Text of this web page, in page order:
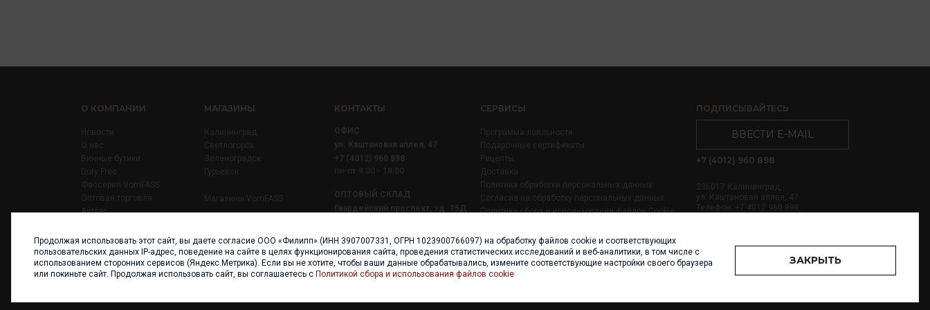
О КОМПАНИИ
Новости
О нас
Винные бутики
Duty Free
Фассерия VomFASS
Оптовая торговля
Аутлет
Карьера
Контакты
МАГАЗИНЫ
Калининград
Светлогорск
Зеленоградск
Гурьевск
Магазины VomFASS
КОНТАКТЫ
ОФИС
ул. Каштановая аллея, 47
+7 (4012) 960 898
ОПТОВЫЙ СКЛАД
Гвардейский проспект, зд. 15Д
пн-пт 8:00 - 17:00
СЕРВИСЫ
Программа лояльности
Подарочные сертификаты
Рецепты
Доставка
Политика обработки персональных данных
Согласие на обработку персональных данных
Политика сбора и использования файлов Cookie
ПОДПИСЫВАЙТЕСЬ
ВВЕСТИ E-MAIL
+7 (4012) 960 898
236017 Калининград,
ул. Каштановая аллея, 47
Телефон: +7 4012 960 898,
Продолжая использовать этот сайт, вы даете согласие ООО «Филипп» (ИНН 3907007331, ОГРН 1023900766097) на обработку файлов cookie и соответствующих
пользовательских данных IP-адрес, поведение на сайте в целях функционирования сайта, проведения статистических исследований и веб-аналитики, в том числе с
использованием сторонних сервисов (Яндекс.Метрика). Если вы не хотите, чтобы ваши данные обрабатывались, измените соответствующие настройки своего браузера
или покиньте сайт. Продолжая использовать сайт, вы соглашаетесь с Политикой сбора и использования файлов cookie
ЗАКРЫТЬ